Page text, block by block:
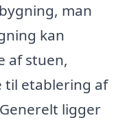
man
kan
af stuen,
til etablering af
ligger